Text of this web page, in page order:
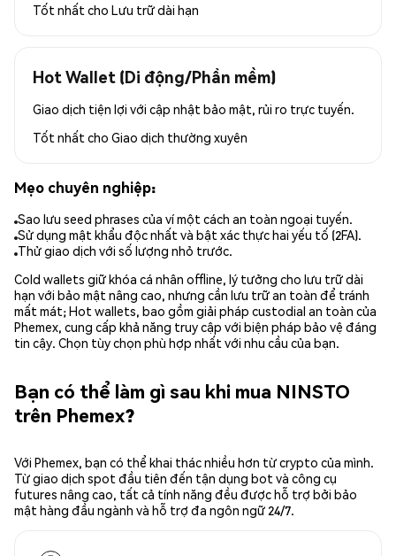
Tốt nhất cho Lưu trữ dài hạn
Hot Wallet (Di động/Phần mềm)
Giao dịch tiện lợi với cập nhật bảo mật, rủi ro trực tuyến.
Tốt nhất cho Giao dịch thường xuyên
Mẹo chuyên nghiệp:
Sao lưu seed phrases của ví một cách an toàn ngoại tuyến.
Sử dụng mật khẩu độc nhất và bật xác thực hai yếu tố (2FA).
Thử giao dịch với số lượng nhỏ trước.
Cold wallets giữ khóa cá nhân offline, lý tưởng cho lưu trữ dài
hạn với bảo mật nâng cao, nhưng cần lưu trữ an toàn để tránh
mất mát; Hot wallets, bao gồm giải pháp custodial an toàn của
Phemex, cung cấp khả năng truy cập với biện pháp bảo vệ đáng
tin cậy. Chọn tùy chọn phù hợp nhất với nhu cầu của bạn.
Bạn có thể làm gì sau khi mua NINSTO
trên Phemex?
Với Phemex, bạn có thể khai thác nhiều hơn từ crypto của mình.
Từ giao dịch spot đầu tiên đến tận dụng bot và công cụ
futures nâng cao, tất cả tính năng đều được hỗ trợ bởi bảo
mật hàng đầu ngành và hỗ trợ đa ngôn ngữ 24/7.